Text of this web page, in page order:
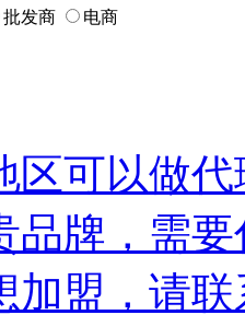
批发商 电商
区可以做
品牌，需
加盟，请